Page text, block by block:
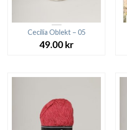
Cecilia Oblekt – 05
49.00 kr